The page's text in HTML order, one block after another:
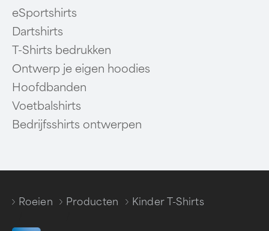
eSportshirts
Dartshirts
T-Shirts bedrukken
Ontwerp je eigen hoodies
Hoofdbanden
Voetbalshirts
Bedrijfsshirts ontwerpen
Roeien
Producten
Kinder T-Shirts